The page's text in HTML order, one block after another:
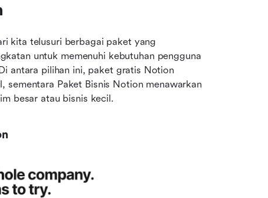
kita telusuri berbagai paket yang
untuk memenuhi kebutuhan pengguna
antara pilihan ini, paket gratis Notion
Paket Bisnis Notion menawarkan
besar atau bisnis kecil.